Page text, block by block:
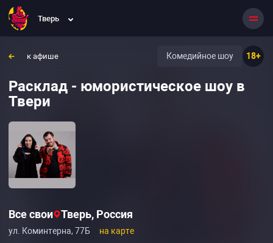
Тверь
к афише 18+
Комедийное шоу
Расклад - юмористическое шоу в
Твери
Все свои Тверь, Россия
ул. Коминтерна, 77Б на карте